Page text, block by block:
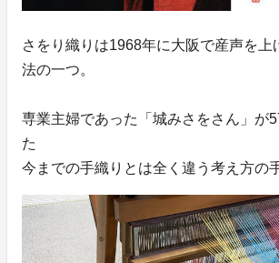
さをり織りは1968年に大阪で産声を上
法の一つ。
専業主婦であった「城みさをさん」が
た
今までの手織りとは全く違う考え方の